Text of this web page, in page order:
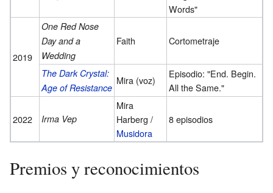
Words"
2019
One Red Nose
Day and a
Wedding
Faith Cortometraje
The Dark Crystal:
Age of Resistance
Mira (voz)
Episodio: "End. Begin.
All the Same."
2022 Irma Vep
Mira
Harberg /
Musidora
8 episodios
Premios y reconocimientos